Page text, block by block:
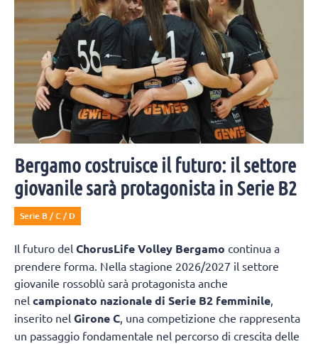
Bergamo costruisce il futuro: il settore
giovanile sarà protagonista in Serie B2
Serie B / C / D
Il futuro del ChorusLife Volley Bergamo continua a
prendere forma. Nella stagione 2026/2027 il settore
giovanile rossoblù sarà protagonista anche
nel campionato nazionale di Serie B2 femminile,
inserito nel Girone C, una competizione che rappresenta
un passaggio fondamentale nel percorso di crescita delle